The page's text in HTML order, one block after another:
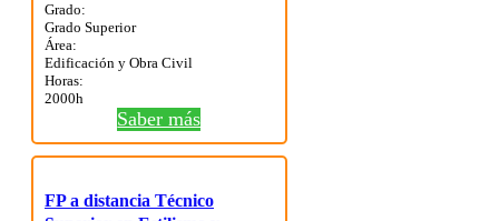
Grado:
Grado Superior
Área:
Edificación y Obra Civil
Horas:
2000h
Saber más
FP a distancia Técnico